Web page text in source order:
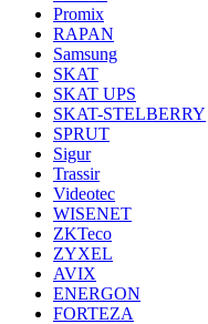
Promix
RAPAN
Samsung
SKAT
SKAT UPS
SKAT-STELBERRY
SPRUT
Sigur
Trassir
Videotec
WISENET
ZKTeco
ZYXEL
AVIX
ENERGON
FORTEZA